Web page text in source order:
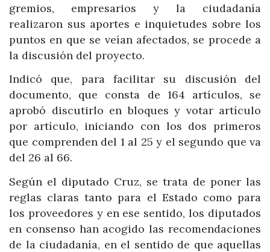
gremios, empresarios y la ciudadanía
realizaron sus aportes e inquietudes sobre los
puntos en que se veían afectados, se procede a
la discusión del proyecto.
Indicó que, para facilitar su discusión del
documento, que consta de 164 artículos, se
aprobó discutirlo en bloques y votar artículo
por artículo, iniciando con los dos primeros
que comprenden del 1 al 25 y el segundo que va
del 26 al 66.
Según el diputado Cruz, se trata de poner las
reglas claras tanto para el Estado como para
los proveedores y en ese sentido, los diputados
en consenso han acogido las recomendaciones
de la ciudadanía, en el sentido de que aquellas